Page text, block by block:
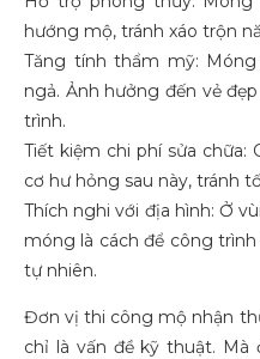
hướng mộ, tránh xáo trộn
Tăng tính thẩm mỹ:
ngả. Ảnh hưởng đến vẻ
trình.
Tiết kiệm chi phí sửa
cơ hư hỏng sau này, tránh
Thích nghi với địa hình: Ở
móng là cách để công
tự nhiên.
Đơn vị thi công mộ nhận
chỉ là vấn đề kỹ thuật. Mà